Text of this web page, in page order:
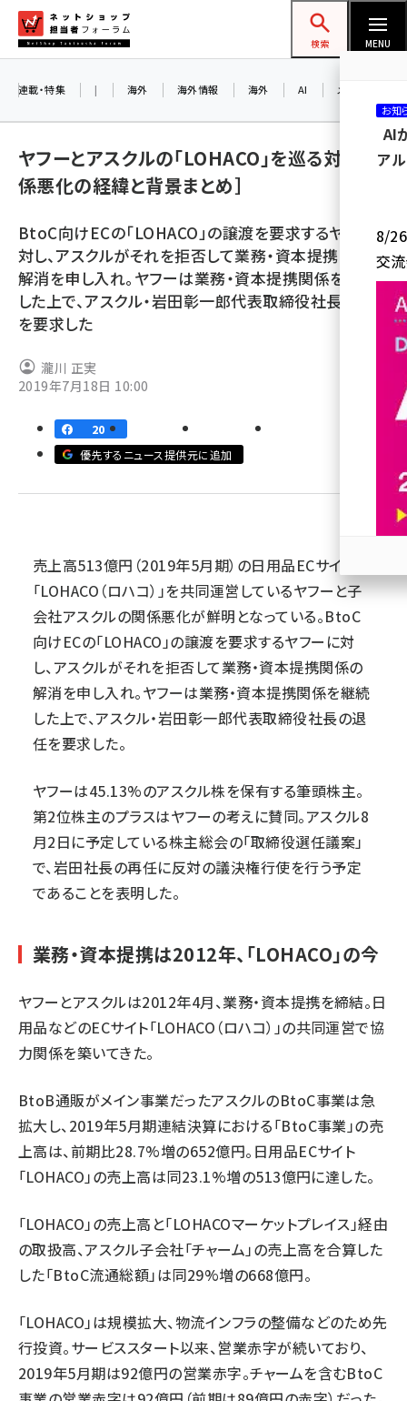
ン
ネットショップ担当者フォーラム
検索 MENU
yahoo (1896)
楽天 (1865)
ecbeing (1204)
base (1068)
revico (737)
連載・特集 | 海外 海外情報 海外 AI メタバース
ヤフーとアスクルの「LOHACO」を巡る対立［関
係悪化の経緯と背景まとめ］
BtoC向けECの「LOHACO」の譲渡を要求するヤフーに
対し、アスクルがそれを拒否して業務・資本提携関係の
解消を申し入れ。ヤフーは業務・資本提携関係を継続
した上で、アスクル・岩田彰一郎代表取締役社長の退任
を要求した
瀧川 正実
2019年7月18日 10:00
20
優先するニュース提供元に追加
売上高513億円（2019年5月期）の日用品ECサイト
「LOHACO（ロハコ）」を共同運営しているヤフーと子
会社アスクルの関係悪化が鮮明となっている。BtoC
向けECの「LOHACO」の譲渡を要求するヤフーに対
し、アスクルがそれを拒否して業務・資本提携関係の
解消を申し入れ。ヤフーは業務・資本提携関係を継続
した上で、アスクル・岩田彰一郎代表取締役社長の退
任を要求した。
ヤフーは45.13%のアスクル株を保有する筆頭株主。
第2位株主のプラスはヤフーの考えに賛同。アスクル8
月2日に予定している株主総会の「取締役選任議案」
で、岩田社長の再任に反対の議決権行使を行う予定
であることを表明した。
業務・資本提携は2012年、「LOHACO」の今
ヤフーとアスクルは2012年4月、業務・資本提携を締結。日
用品などのECサイト「LOHACO（ロハコ）」の共同運営で協
力関係を築いてきた。
BtoB通販がメイン事業だったアスクルのBtoC事業は急
拡大し、2019年5月期連結決算における「BtoC事業」の売
上高は、前期比28.7%増の652億円。日用品ECサイト
「LOHACO」の売上高は同23.1%増の513億円に達した。
「LOHACO」の売上高と「LOHACOマーケットプレイス」経由
の取扱高、アスクル子会社「チャーム」の売上高を合算した
した「BtoC流通総額」は同29%増の668億円。
「LOHACO」は規模拡大、物流インフラの整備などのため先
行投資。サービススタート以来、営業赤字が続いており、
2019年5月期は92億円の営業赤字。チャームを含むBtoC
お知
AI
ア
8/26
交
参